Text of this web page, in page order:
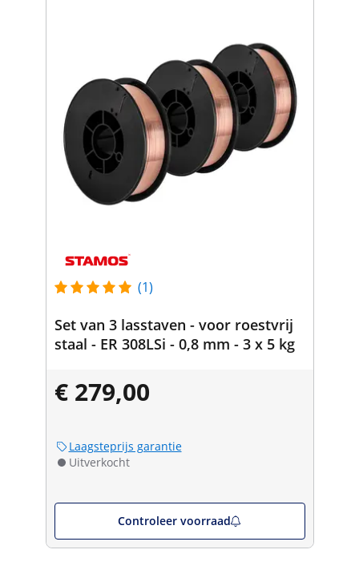
(1)
Set van 3 lasstaven - voor roestvrij
staal - ER 308LSi - 0,8 mm - 3 x 5 kg
€ 279,00
Laagsteprijs garantie
Uitverkocht
Controleer voorraad